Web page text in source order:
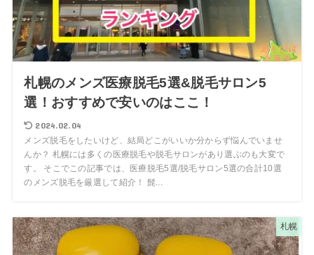
札幌のメンズ医療脱毛5選&脱毛サロン5
選！おすすめで安いのはここ！
2024.02.04
メンズ脱毛をしたいけど、結局どこがいいか分からず悩んでいませ
んか？ 札幌には多くの医療脱毛や脱毛サロンがあり選ぶのも大変で
す。 そこでこの記事では、医療脱毛5選/脱毛サロン5選の合計10選
のメンズ脱毛を厳選して紹介！ 髭...
札幌